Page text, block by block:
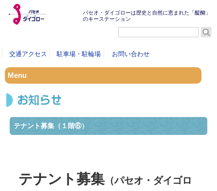
パセオ・ダイゴローは歴史と自然に恵まれた「醍醐」
のキーステーション
交通アクセス 駐車場・駐輪場 お問い合わせ
Menu
テナント募集（１階⑥）
テナント募集（パセオ・ダイゴロ